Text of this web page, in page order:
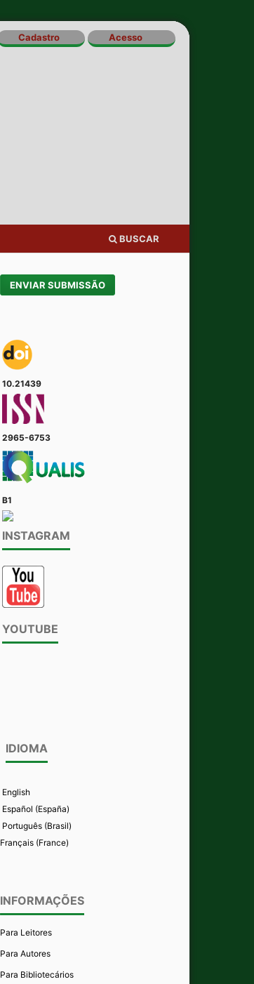
BUSCAR
Cadastro Acesso
ENVIAR SUBMISSÃO
10.21439
2965-6753
B1
INSTAGRAM
YOUTUBE
IDIOMA
English
Español (España)
Português (Brasil)
Français (France)
INFORMAÇÕES
Para Leitores
Para Autores
Para Bibliotecários